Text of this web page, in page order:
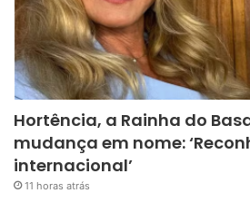
Hortência, a Rainha do
mudança em nome:
internacional’
11 horas atrás